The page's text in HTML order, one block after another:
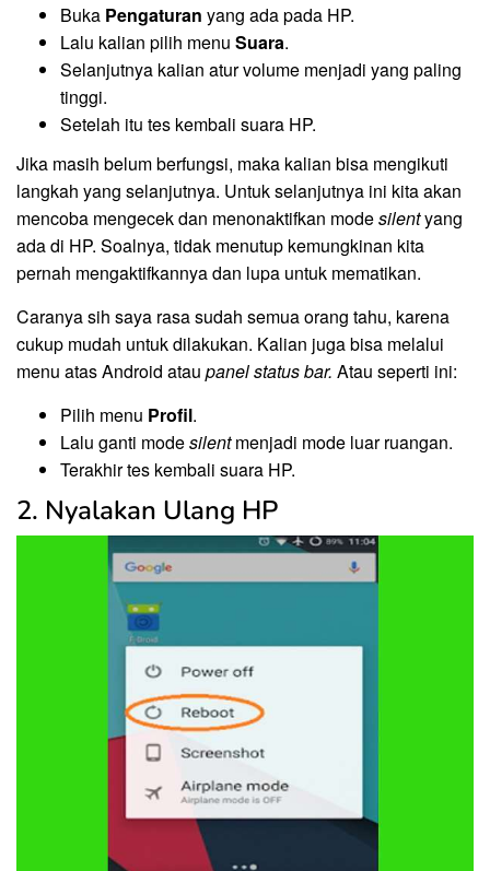
Buka Pengaturan yang ada pada HP.
Lalu kalian pilih menu Suara.
Selanjutnya kalian atur volume menjadi yang paling
tinggi.
Setelah itu tes kembali suara HP.
Jika masih belum berfungsi, maka kalian bisa mengikuti
langkah yang selanjutnya. Untuk selanjutnya ini kita akan
mencoba mengecek dan menonaktifkan modesilentyang
ada di HP. Soalnya, tidak menutup kemungkinan kita
pernah mengaktifkannya dan lupa untuk mematikan.
Caranya sih saya rasa sudah semua orang tahu, karena
cukup mudah untuk dilakukan. Kalian juga bisa melalui
menu atas Android atau panel status bar. Atau seperti ini:
Pilih menu Profil.
Lalu ganti modesilentmenjadi mode luar ruangan.
Terakhir tes kembali suara HP.
2. Nyalakan Ulang HP